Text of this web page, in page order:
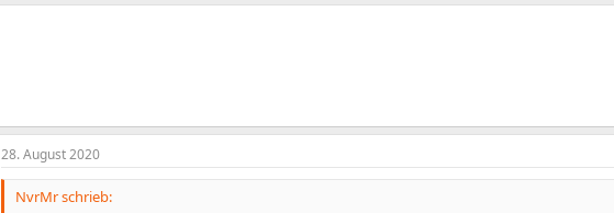
28. August 2020
NvrMr schrieb: